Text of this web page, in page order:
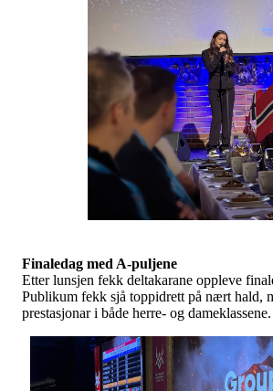
Finaledag med A-puljene
Etter lunsjen fekk deltakarane oppleve
Publikum fekk sjå toppidrett på nært hald,
prestasjonar i både herre- og dameklassene.